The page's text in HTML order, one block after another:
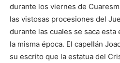
durante los viernes de
las vistosas procesiones del
durante las cuales se saca
la misma época. El capellán
su escrito que la estatua del